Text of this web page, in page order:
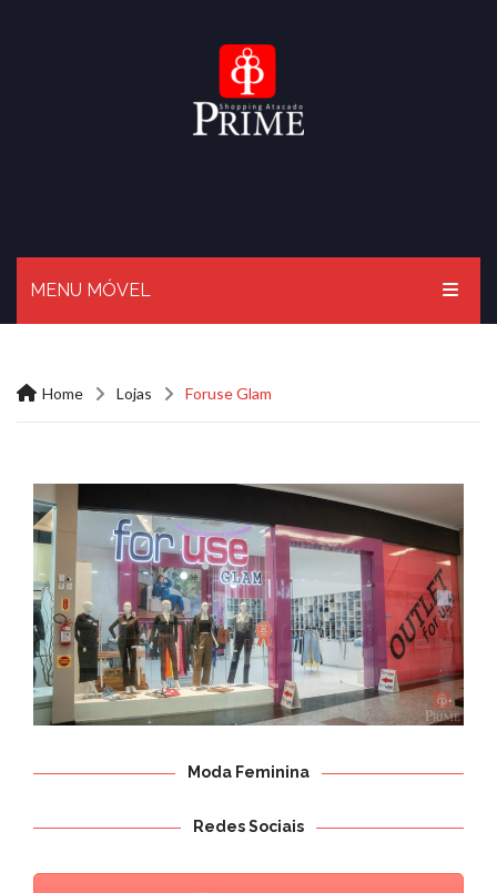
MENU MÓVEL
O PRIME
LOJAS
AGÊNCIAS
REVISTA
CONTATO
Home Lojas Foruse Glam
Moda Feminina
Redes Sociais